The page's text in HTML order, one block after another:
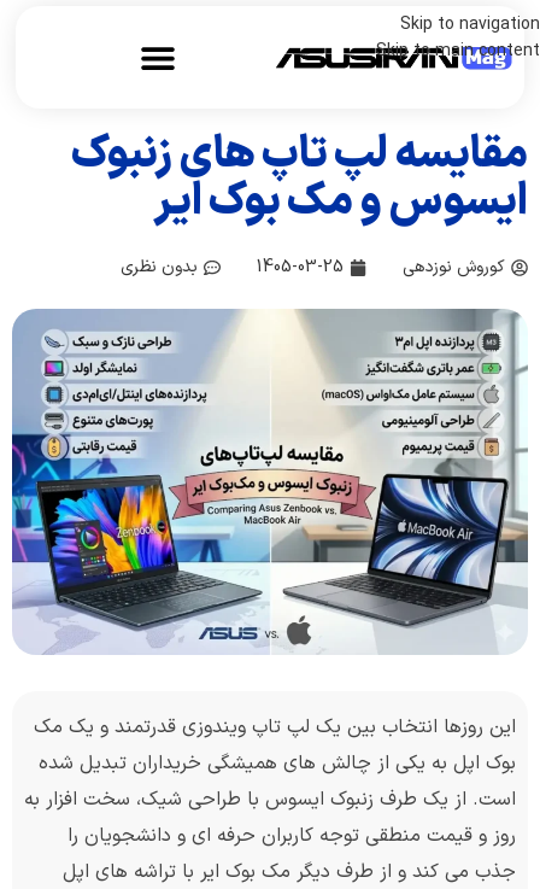
Skip to navigation
Skip to main content
مقایسه لپ تاپ های زنبوک
ایسوس و مک بوک ایر
کوروش نوزدهی 1405-03-25 بدون نظری
این روزها انتخاب بین یک لپ تاپ ویندوزی قدرتمند و یک مک
بوک اپل به یکی از چالش های همیشگی خریداران تبدیل شده
است. از یک طرف زنبوک ایسوس با طراحی شیک، سخت افزار به
روز و قیمت منطقی توجه کاربران حرفه ای و دانشجویان را
جذب می کند و از طرف دیگر مک بوک ایر با تراشه های اپل